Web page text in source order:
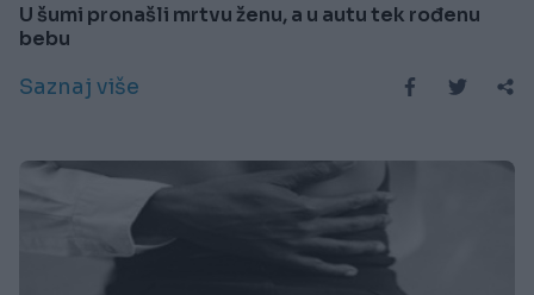
U šumi pronašli mrtvu ženu, a u autu tek rođenu
bebu
Saznaj više